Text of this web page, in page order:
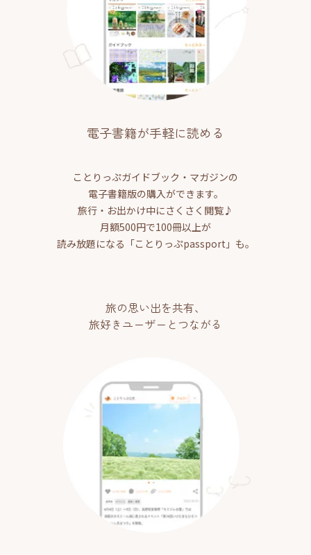
電子書籍が手軽に読める
ことりっぷガイドブック・マガジンの
電子書籍版の購入ができます。
旅行・お出かけ中にさくさく閲覧♪
月額500円で100冊以上が
読み放題になる「ことりっぷpassport」も。
旅の思い出を共有、
旅好きユーザーとつながる